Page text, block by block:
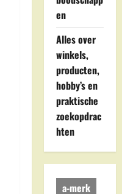
en
Alles over
winkels,
producten,
hobby’s en
praktische
zoekopdrac
hten
a-merk